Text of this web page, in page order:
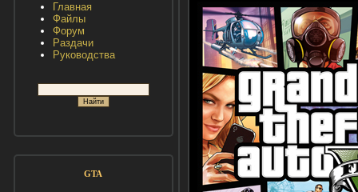
Главная
Файлы
Форум
Раздачи
Руководства
GTA